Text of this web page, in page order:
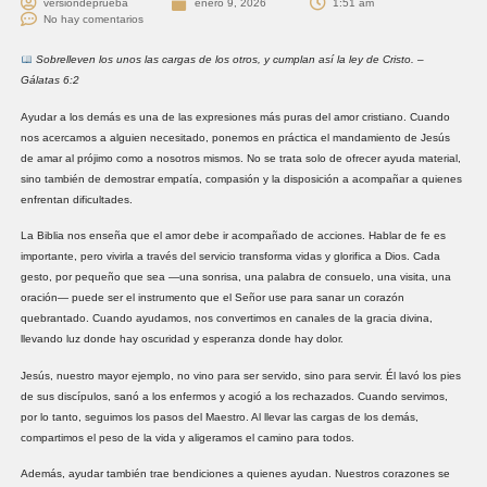
versiondeprueba enero 9, 2026
1:51 am
No hay comentarios
Sobrelleven los unos las cargas de los otros, y cumplan así la ley de Cristo. –
Gálatas 6:2
Ayudar a los demás es una de las expresiones más puras del amor cristiano. Cuando
nos acercamos a alguien necesitado, ponemos en práctica el mandamiento de Jesús
de amar al prójimo como a nosotros mismos. No se trata solo de ofrecer ayuda material,
sino también de demostrar empatía, compasión y la disposición a acompañar a quienes
enfrentan dificultades.
La Biblia nos enseña que el amor debe ir acompañado de acciones. Hablar de fe es
importante, pero vivirla a través del servicio transforma vidas y glorifica a Dios. Cada
gesto, por pequeño que sea —una sonrisa, una palabra de consuelo, una visita, una
oración— puede ser el instrumento que el Señor use para sanar un corazón
quebrantado. Cuando ayudamos, nos convertimos en canales de la gracia divina,
llevando luz donde hay oscuridad y esperanza donde hay dolor.
Jesús, nuestro mayor ejemplo, no vino para ser servido, sino para servir. Él lavó los pies
de sus discípulos, sanó a los enfermos y acogió a los rechazados. Cuando servimos,
por lo tanto, seguimos los pasos del Maestro. Al llevar las cargas de los demás,
compartimos el peso de la vida y aligeramos el camino para todos.
Además, ayudar también trae bendiciones a quienes ayudan. Nuestros corazones se